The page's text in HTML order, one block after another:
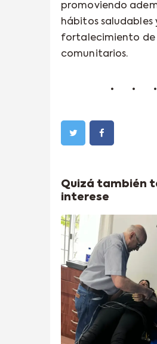
promoviendo
hábitos saludables
fortalecimiento de
comunitarios.
Quizá también
interese